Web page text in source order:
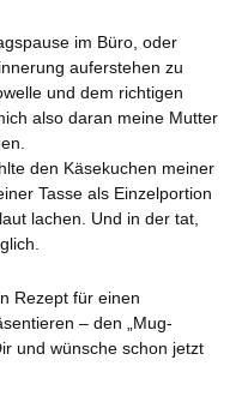
im Büro, oder
auferstehen zu
und dem richtigen
also daran meine Mutter
den Käsekuchen meiner
Tasse als Einzelportion
lachen. Und in der tat,
Rezept für einen
– den „Mug-
und wünsche schon jetzt